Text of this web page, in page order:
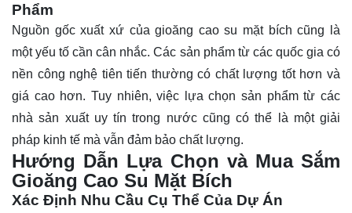
Phẩm
Nguồn gốc xuất xứ của gioăng cao su mặt bích cũng là
một yếu tố cần cân nhắc. Các sản phẩm từ các quốc gia có
nền công nghệ tiên tiến thường có chất lượng tốt hơn và
giá cao hơn. Tuy nhiên, việc lựa chọn sản phẩm từ các
nhà sản xuất uy tín trong nước cũng có thể là một giải
pháp kinh tế mà vẫn đảm bảo chất lượng.
Hướng Dẫn Lựa Chọn và Mua Sắm
Gioăng Cao Su Mặt Bích
Xác Định Nhu Cầu Cụ Thể Của Dự Án